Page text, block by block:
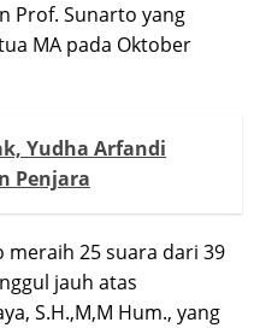
Prof. Sunarto yang
MA pada Oktober
Yudha Arfandi
Penjara
25 suara dari 39
jauh atas
S.H.,M,M Hum., yang